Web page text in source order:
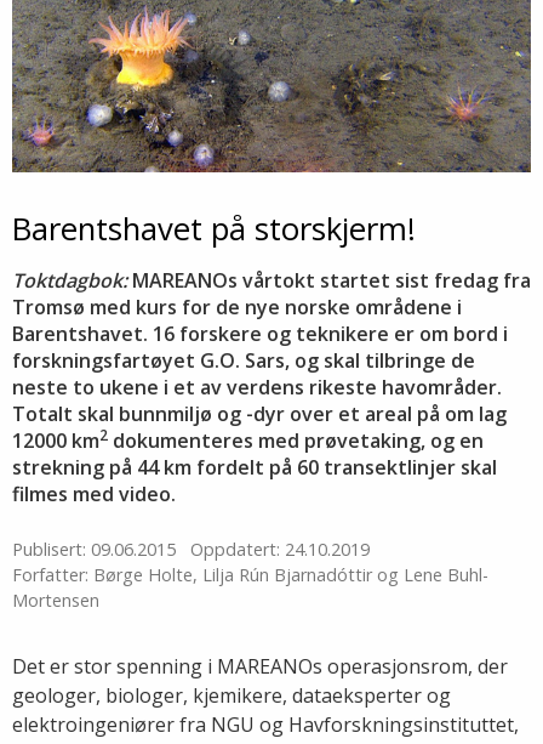
Barentshavet på storskjerm!
Toktdagbok:MAREANOs vårtokt startet sist fredag fra
Tromsø med kurs for de nye norske områdene i
Barentshavet. 16 forskere og teknikere er om bord i
forskningsfartøyet G.O. Sars, og skal tilbringe de
neste to ukene i et av verdens rikeste havområder.
Totalt skal bunnmiljø og -dyr over et areal på om lag
12000 km2 dokumenteres med prøvetaking, og en
strekning på 44 km fordelt på 60 transektlinjer skal
filmes med video.
Publisert: 09.06.2015
Oppdatert: 24.10.2019
Forfatter: Børge Holte, Lilja Rún Bjarnadóttir og Lene Buhl-
Mortensen
Det er stor spenning i MAREANOs operasjonsrom, der
geologer, biologer, kjemikere, dataeksperter og
elektroingeniører fra NGU og Havforskningsinstituttet,